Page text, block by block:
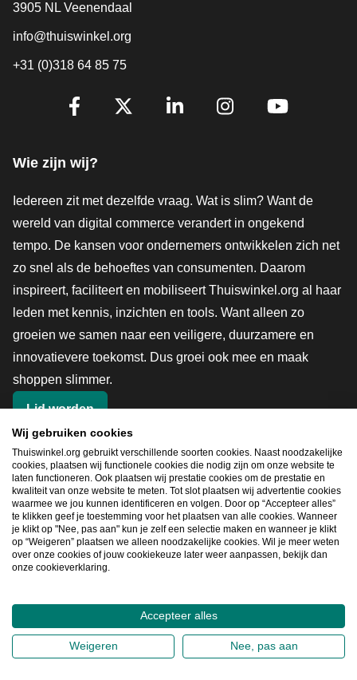
3905 NL Veenendaal
info@thuiswinkel.org
+31 (0)318 64 85 75
Volg je ons al?
Wie zijn wij?
Iedereen zit met dezelfde vraag. Wat is slim? Want de
wereld van digital commerce verandert in ongekend
tempo. De kansen voor ondernemers ontwikkelen zich net
zo snel als de behoeftes van consumenten. Daarom
inspireert, faciliteert en mobiliseert Thuiswinkel.org al haar
leden met kennis, inzichten en tools. Want alleen zo
groeien we samen naar een veiligere, duurzamere en
innovatievere toekomst. Dus groei ook mee en maak
shoppen slimmer.
Lid worden
Snel navigeren
2026©Thuiswinkel.org
Wij gebruiken cookies
Thuiswinkel.org gebruikt verschillende soorten cookies. Naast noodzakelijke
cookies, plaatsen wij functionele cookies die nodig zijn om onze website te
laten functioneren. Ook plaatsen wij prestatie cookies om de prestatie en
kwaliteit van onze website te meten. Tot slot plaatsen wij advertentie cookies
waarmee we jou kunnen identificeren en volgen. Door op “Accepteer alles”
te klikken geef je toestemming voor het plaatsen van alle cookies. Wanneer
je klikt op "Nee, pas aan" kun je zelf een selectie maken en wanneer je klikt
op “Weigeren” plaatsen we alleen noodzakelijke cookies. Wil je meer weten
over onze cookies of jouw cookiekeuze later weer aanpassen, bekijk dan
onze cookieverklaring.
Accepteer alles
Weigeren Nee, pas aan